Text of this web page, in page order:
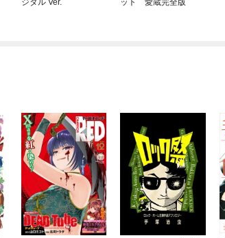
ジタル Ver.
ット 愛蔵完全版